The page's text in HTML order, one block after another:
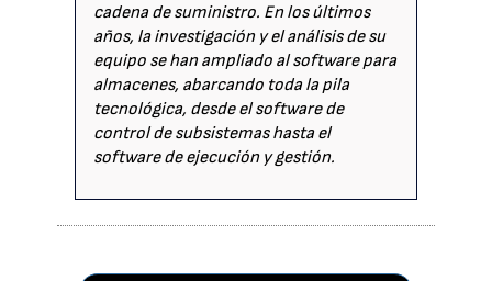
cadena de suministro. En los últimos
años, la investigación y el análisis de su
equipo se han ampliado al software para
almacenes, abarcando toda la pila
tecnológica, desde el software de
control de subsistemas hasta el
software de ejecución y gestión.